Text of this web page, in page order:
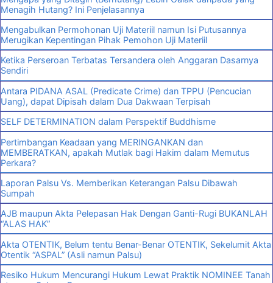
Menagih Hutang? Ini Penjelasannya
Mengabulkan Permohonan Uji Materiil namun Isi Putusannya
Merugikan Kepentingan Pihak Pemohon Uji Materiil
Ketika Perseroan Terbatas Tersandera oleh Anggaran Dasarnya
Sendiri
Antara PIDANA ASAL (Predicate Crime) dan TPPU (Pencucian
Uang), dapat Dipisah dalam Dua Dakwaan Terpisah
SELF DETERMINATION dalam Perspektif Buddhisme
Pertimbangan Keadaan yang MERINGANKAN dan
MEMBERATKAN, apakah Mutlak bagi Hakim dalam Memutus
Perkara?
Laporan Palsu Vs. Memberikan Keterangan Palsu Dibawah
Sumpah
AJB maupun Akta Pelepasan Hak Dengan Ganti-Rugi BUKANLAH
“ALAS HAK”
Akta OTENTIK, Belum tentu Benar-Benar OTENTIK, Sekelumit Akta
Otentik “ASPAL” (Asli namun Palsu)
Resiko Hukum Mencurangi Hukum Lewat Praktik NOMINEE Tanah